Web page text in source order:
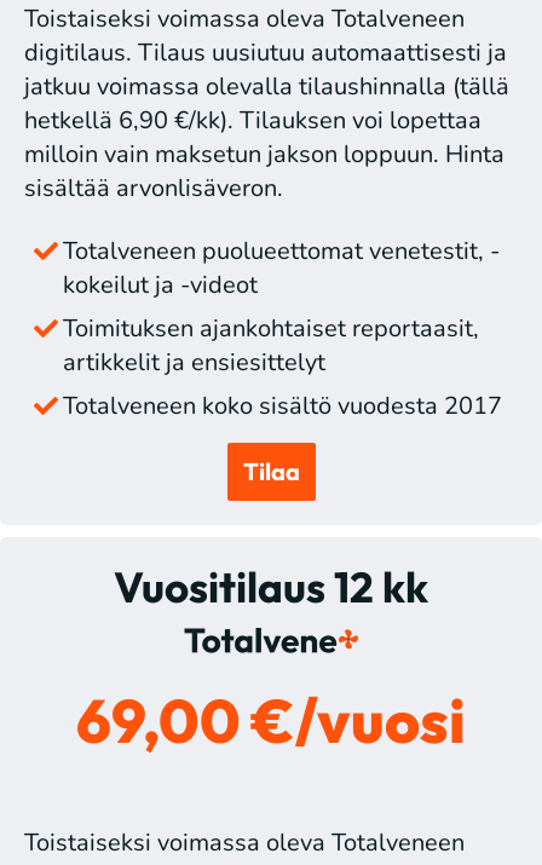
Toistaiseksi voimassa oleva Totalveneen
digitilaus. Tilaus uusiutuu automaattisesti ja
jatkuu voimassa olevalla tilaushinnalla (tällä
hetkellä 6,90 €/kk). Tilauksen voi lopettaa
milloin vain maksetun jakson loppuun. Hinta
sisältää arvonlisäveron.
Totalveneen puolueettomat venetestit, -
kokeilut ja -videot
Toimituksen ajankohtaiset reportaasit,
artikkelit ja ensiesittelyt
Totalveneen koko sisältö vuodesta 2017
Tilaa
Vuositilaus 12 kk
69,00 €/vuosi
Toistaiseksi voimassa oleva Totalveneen